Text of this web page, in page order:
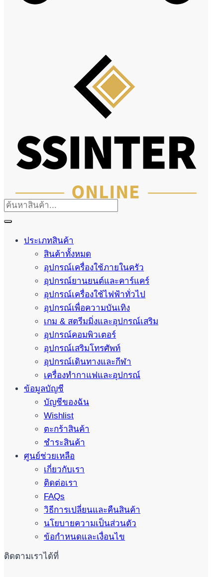
ประเภทสินค้า
สินค้าทั้งหมด
อุปกรณ์เครื่องใช้ภายในครัว
อุปกรณ์ยานยนต์และคาร์แคร์
อุปกรณ์เครื่องใช้ไฟฟ้าทั่วไป
อุปกรณ์เพื่อความบันเทิง
เกม & สตรีมมิ่งและอุปกรณ์เสริม
อุปกรณ์คอมพิวเตอร์
อุปกรณ์เสริมโทรศัพท์
อุปกรณ์เดินทางและกีฬา
เครื่องทำกาแฟและอุปกรณ์
ข้อมูลบัญชี
บัญชีของฉัน
Wishlist
ตะกร้าสินค้า
ชำระสินค้า
ศูนย์ช่วยเหลือ
เกี่ยวกับเรา
ติดต่อเรา
FAQs
วิธีการเปลี่ยนและคืนสินค้า
นโยบายความเป็นส่วนตัว
ข้อกำหนดและเงื่อนไข
ติดตามเราได้ที่